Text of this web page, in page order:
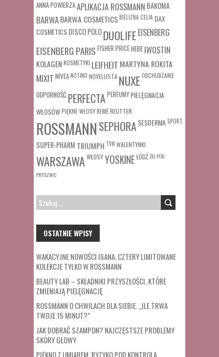
ANNA POWIERZAAPLIKACJA ROSSMANN BAKOMA
BARWABARWA COSMETICSBIELIZNACELIA DAX
COSMETICSDISCO POLODUOLIFE EISENBERG
EISENBERG PARIS FISHER PRICEHEBE IWOSTIN
KOLAGEN KOSMETYKI LEIFHEIT MARTYNA ROKITA
MIXIT NIVEANOTINO NOVELLISTA NUXEODCHUDZANIE
ODPORNOŚĆ PERFECTA PERFUMY PIELĘGNACJA
WŁOSÓWPIĘKNE WŁOSYREMÉREUTTER
ROSSMANNSEPHORASESDERMA SPORT
SUPER-PHARM TRIUMPH TVN WALENTYNKI
WARSZAWA WŁOSYYOSKINE ŁÓDŹŻEL POD
PRYSZNIC
SZUKAJ:
OSTATNIE WPISY
WAKACYJNE NOWOŚCI ISANA. CZTERY LIMITOWANE
KOLEKCJE TYLKO W ROSSMANN
BEAUTY LAB – SKŁADNIKI PRZYSZŁOŚCI, KTÓRE
ZMIENIAJĄ PIELĘGNACJĘ
ROSSMANN O CHWILACH DLA SIEBIE. „ILE TRWA
TWOJE 15 MINUT?”
JAK DOBRAĆ SZAMPON? NAJCZĘSTSZE PROBLEMY
SKÓRY GŁOWY
PIĘKNO Z UMIAREM. RYZYKO POD KONTROLĄ.